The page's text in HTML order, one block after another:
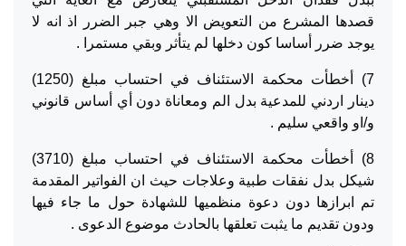
قصدها المشرع من التعويض الا وهي جبر الضرر اذ انه لا
يوجد ضرر أساسا كون دخلها لم يتأثر وبقي مستمرا .
7) أخطأت محكمة الاستئناف في احتساب مبلغ (1250)
دينار اردني للمدعية بدل الم ومعاناة دون أي أساس قانوني
و/او واقعي سليم .
8) أخطأت محكمة الاستئناف في احتساب مبلغ (3710)
شيكل بدل نفقات طبية وعلاجات حيث ان الفواتير المقدمة
تم ابرازها دون دعوة منظميها للشهادة حول ما جاء فيها
ودون تقديم ما يثبت تعلقها بالحادث موضوع الدعوى .